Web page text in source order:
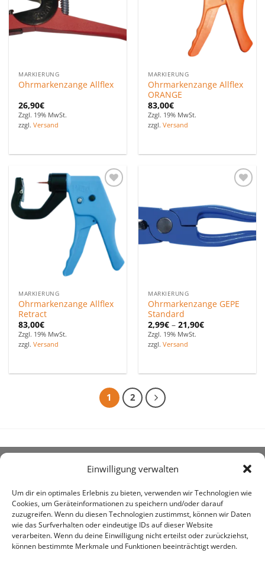
Einwilligung verwalten
Um dir ein optimales Erlebnis zu bieten, verwenden wir Technologien wie
Cookies, um Geräteinformationen zu speichern und/oder darauf
zuzugreifen. Wenn du diesen Technologien zustimmst, können wir Daten
wie das Surfverhalten oder eindeutige IDs auf dieser Website
verarbeiten. Wenn du deine Einwilligung nicht erteilst oder zurückziehst,
können bestimmte Merkmale und Funktionen beeinträchtigt werden.
MARKIERUNG
Ohrmarkenzange Allflex
26,90€
Zzgl. 19% MwSt.
zzgl.Versand
MARKIERUNG
Ohrmarkenzange Allflex
ORANGE
83,00€
Zzgl. 19% MwSt.
zzgl.Versand
Zu den
Favoriten
hinzufügen
MARKIERUNG
Ohrmarkenzange Allflex
Retract
83,00€
Zzgl. 19% MwSt.
zzgl.Versand
Favoriten
hinzufügen
MARKIERUNG
Ohrmarkenzange GEPE
Standard
2,99€ –21,90€
Zzgl. 19% MwSt.
zzgl.Versand
1 2